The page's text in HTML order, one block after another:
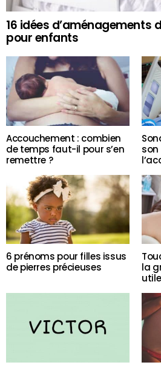
16 idées d’aménagements
pour enfants
Accouchement : combien
de temps faut-il pour s’en
remettre ?
6 prénoms pour filles issus
de pierres précieuses
la